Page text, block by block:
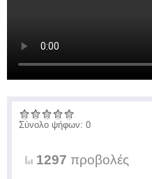
Σύνολο ψήφων: 0
1297 προβολές